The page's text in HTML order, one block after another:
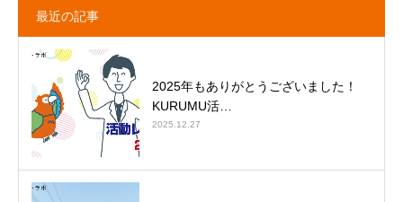
最近の記事
2025年もありがとうございました！
KURUMU活…
2025.12.27